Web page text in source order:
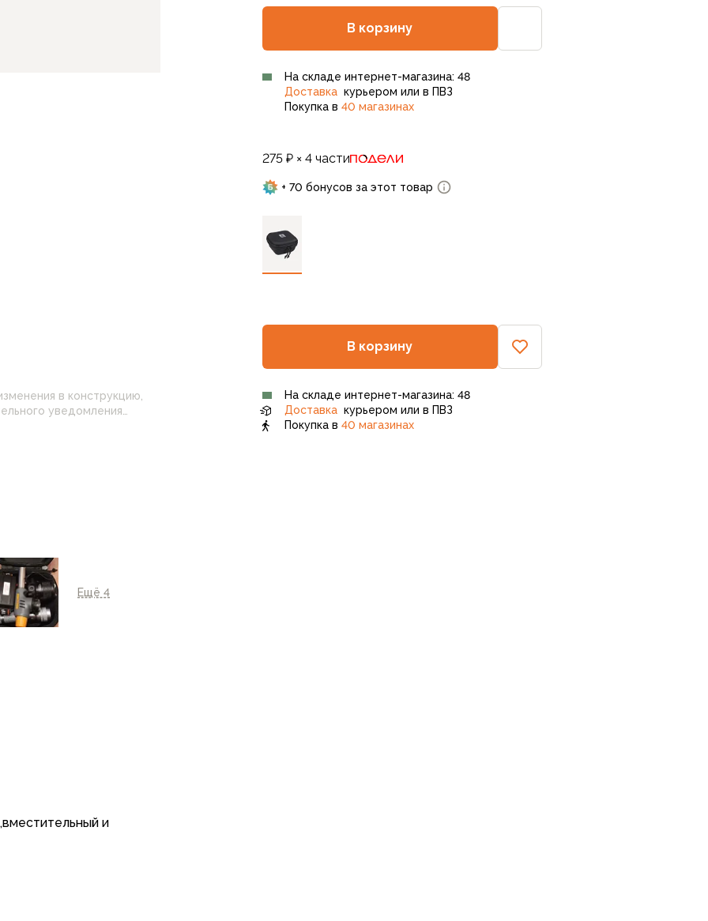
в конструкцию,
Ещё 4
и
В корзину
На складе интернет-магазина: 48
Доставкакурьером или в ПВЗ
Покупка в 40 магазинах
275 ₽ × 4 части
+ 70 бонусов за этот товар
В корзину
На складе интернет-магазина: 48
Доставкакурьером или в ПВЗ
Покупка в 40 магазинах